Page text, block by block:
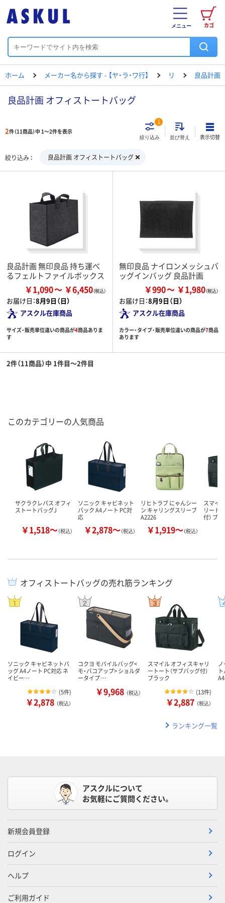
カゴ
メニュー
ホーム メーカー名から探す - 【ヤ・ラ・ワ行】 リ 良品計画
良品計画 オフィストートバッグ
2件（11商品）中 1～2件を表示
絞り込み
1
並び替え 表示切替
絞り込み 良品計画 オフィストートバッグ
良品計画 無印良品 持ち運べ
るフェルトファイルボックス
￥1,090 ￥6,450
お届け日：8月9日（日）
アスクル在庫商品
サイズ・販売単位違いの商品が4商品ありま
す
無印良品 ナイロンメッシュバ
ッグインバッグ 良品計画
￥990 ￥1,980
お届け日：8月9日（日）
アスクル在庫商品
カラー・タイプ・販売単位違いの商品が7商品
あります
2件（11商品）中 1件目～2件目
このカテゴリーの人気商品
サクラクレパス オフィ
ストートバッグJ
￥1,518～（税込）
ソニック キャビネット
バック A4ノート PC対
応
￥2,878～（税込）
リヒトラブ にゃんシー
ン キャリングスリーブ
A2226
￥1,919～（税込）
スマイ
リート
付） ブ
オフィストートバッグの売れ筋ランキング
ソニック キャビネットバ
ッグ A4ノート PC対応 ネ
イビー…
(5件)
￥2,878 （税込）
コクヨ モバイルバッグ<
モ・バコアップ> ショルダ
ータイプ …
￥9,968 （税込）
スマイル オフィスキャリ
ートート（サブバッグ付）
ブラック
(13件)
￥2,887 （税込）
ランキング一覧
アスクルについて
お気軽にご質問ください。
新規会員登録
ログイン
ヘルプ
ご利用ガイド